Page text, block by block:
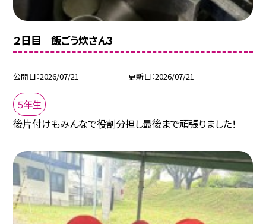
２日目 飯ごう炊さん3
公開日 2026/07/21 更新日 2026/07/21
５年生
後片付けもみんなで役割分担し最後まで頑張りました！